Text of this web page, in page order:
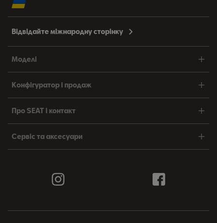
Відвідайте міжнародну сторінку
Моделі
Конфігуратор і продаж
Про SEAT і контакт
Сервіс та аксесуари